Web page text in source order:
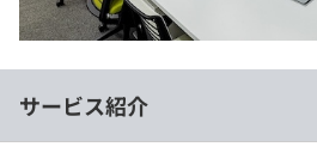
サービス紹介